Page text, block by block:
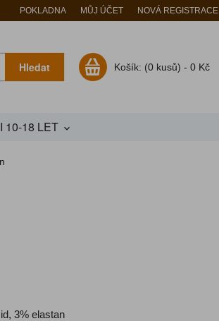
POKLADNA MŮJ ÚČET NOVÁ REGISTRACE
Hledat Košík: (0 kusů) - 0 Kč
10-18 LET
3% elastan